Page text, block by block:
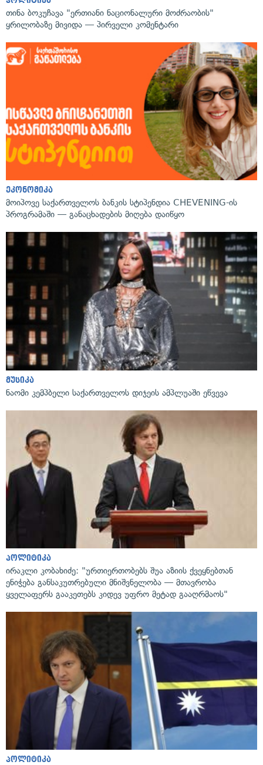
თინა ბოკუჩავა "ერთიანი ნაციონალური მოძრაობის"
ყრილობაზე მივიდა — პირველი კომენტარი
ეკონომიკა
მოიპოვე საქართველოს ბანკის სტიპენდია CHEVENING-ის
პროგრამაში — განაცხადების მიღება დაიწყო
მუსიკა
ნაომი კემპბელი საქართველოს დიჯეის ამპლუაში ეწვევა
პოლიტიკა
ირაკლი კობახიძე: "ურთიერთობებს შუა აზიის ქვეყნებთან
ენიჭება განსაკუთრებული მნიშვნელობა — მთავრობა
ყველაფერს გააკეთებს კიდევ უფრო მეტად გააღრმაოს"
პოლიტიკა